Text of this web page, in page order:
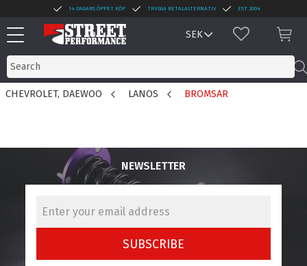
Menu
14 DAGARS ÖPPET KÖP TRYGGA BETALALTERNATIV EST 2004
FAVORITES
CHEVROLET, DAEWOO LANOS BROMSAR
NEWSLETTER
SUBSCRIBE